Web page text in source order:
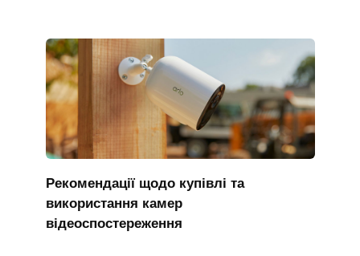
Рекомендації щодо купівлі та
використання камер
відеоспостереження